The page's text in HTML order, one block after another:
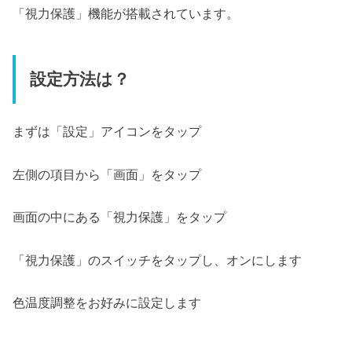
「視力保護」機能が搭載されています。
設定方法は？
まずは「設定」アイコンをタップ
左側の項目から「画面」をタップ
画面の中にある「視力保護」をタップ
「視力保護」のスイッチをタップし、オンにします
色温度調整をお好みに設定します